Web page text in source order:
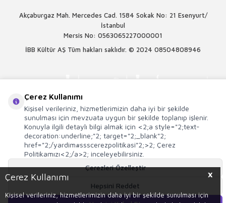
X
Çerez Kullanımı
Kişisel verileriniz, hizmetlerimizin daha iyi bir şekilde sunulması için
Akçaburgaz Mah. Mercedes Cad. 1584 Sokak No: 21 Esenyurt/
İstanbul
Mersis No: 0563065227000001
İBB Kültür AŞ Tüm hakları saklıdır. © 2024 08504808946
E-TicaretSistemleriyle Hazırlanmıştır.
Çerez Kullanımı
Kişisel verileriniz, hizmetlerimizin daha iyi bir şekilde
sunulması için mevzuata uygun bir şekilde toplanıp işlenir.
Konuyla ilgili detaylı bilgi almak için <2;a style="2;text-
decoration:underline;"2; target="2;_blank"2;
href="2;/yardim#ssscerezpolitikasi"2;>2; Çerez
Politikamızı<2;/a>2; inceleyebilirsiniz.
Çerezleri Özelleştir
Hepsini Reddet